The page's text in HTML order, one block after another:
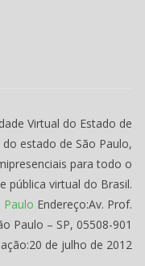
Virtual do Estado de
estado de São Paulo,
para todo o
pública virtual do Brasil.
Paulo Endereço:Av. Prof.
Paulo – SP, 05508-901
:20 de julho de 2012